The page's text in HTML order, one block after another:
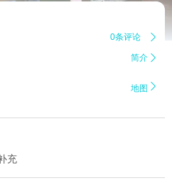
0条评论 
简介 
地图 
充